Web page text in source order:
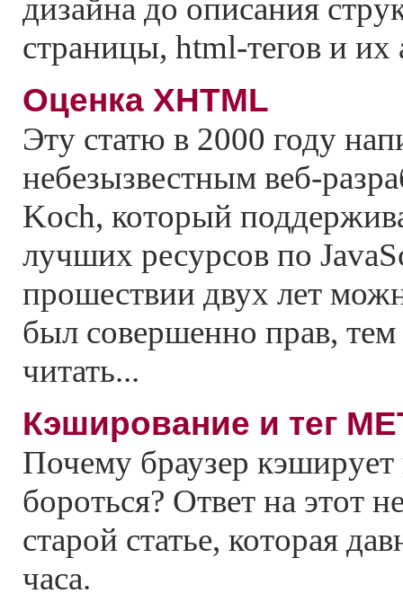
дизайна до описания
страницы, html-тегов и их
Оценка XHTML
Эту статю в 2000 году
небезызвестным веб-
Koch, который
лучших ресурсов по
прошествии двух лет
был совершенно прав, тем
читать...
Кэширование и тег
Почему браузер кэширует
бороться? Ответ на этот
старой статье, которая
часа.